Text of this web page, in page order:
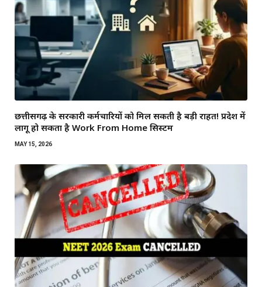
छत्तीसगढ़ के सरकारी कर्मचारियों को मिल सकती है बड़ी राहत! प्रदेश में
लागू हो सकता है Work From Home सिस्टम
MAY 15, 2026